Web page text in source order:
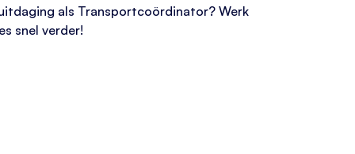
als Transportcoördinator? Werk
snel verder!